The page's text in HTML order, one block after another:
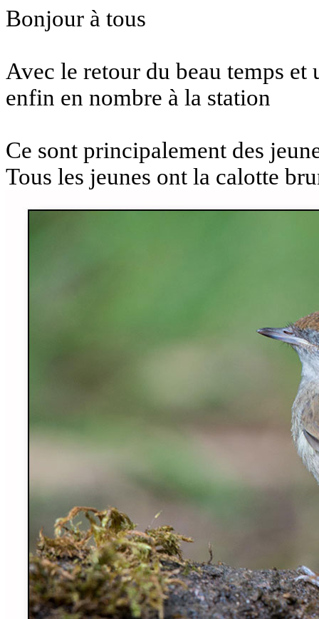
Bonjour à tous
Avec le retour du beau temps
enfin en nombre à la station
Ce sont principalement des
Tous les jeunes ont la calotte